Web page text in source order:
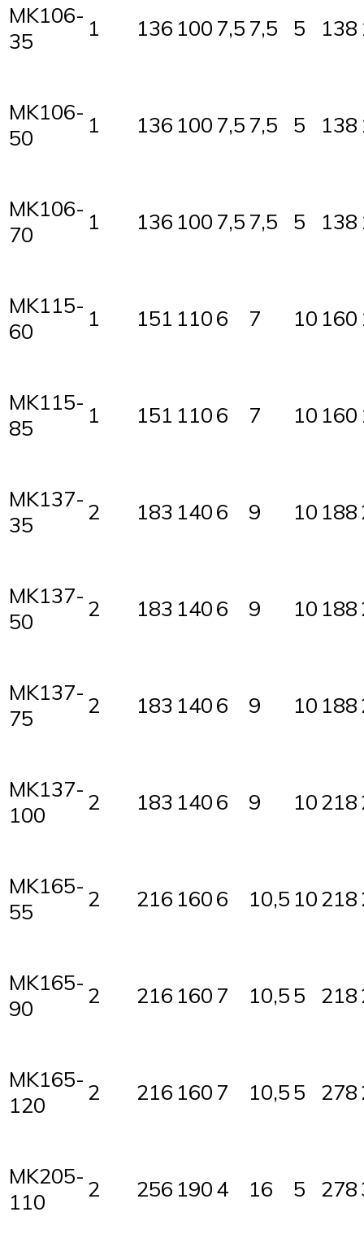
MK106-
35
1 136 100 7,5 7,5 5 138
MK106-
50
1 136 100 7,5 7,5 5 138
MK106-
70
1 136 100 7,5 7,5 5 138
MK115-
60
1 151 1106 7 10 160
MK115-
85
1 151 1106 7 10 160
MK137-
35
2 183 1406 9 10 188
MK137-
50
2 183 1406 9 10 188
MK137-
75
2 183 1406 9 10 188
MK137-
100
2 183 1406 9 10218
MK165-
55
2 216 1606 10,5 10218
MK165-
90
2 216 160 7 10,55 218
MK165-
120
2 216 160 7 10,55 278
MK205-
110
2 256 1904 16 5 278